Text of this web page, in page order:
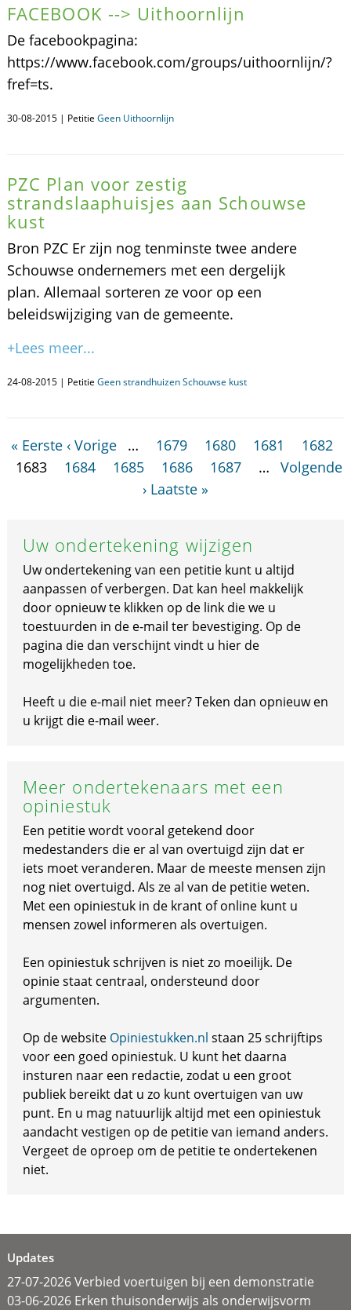
FACEBOOK --> Uithoornlijn
De facebookpagina:
https://www.facebook.com/groups/uithoornlijn/?
fref=ts.
30-08-2015 | Petitie Geen Uithoornlijn
PZC Plan voor zestig
strandslaaphuisjes aan Schouwse
kust
Bron PZC Er zijn nog tenminste twee andere
Schouwse ondernemers met een dergelijk
plan. Allemaal sorteren ze voor op een
beleidswijziging van de gemeente.
+Lees meer...
24-08-2015 | Petitie Geen strandhuizen Schouwse kust
« Eerste ‹ Vorige … 1679 1680 1681
1682
1683
1684 1685 1686 1687 …
Volgende
› Laatste »
Uw ondertekening wijzigen
Uw ondertekening van een petitie kunt u altijd
aanpassen of verbergen. Dat kan heel makkelijk
door opnieuw te klikken op de link die we u
toestuurden in de e-mail ter bevestiging. Op de
pagina die dan verschijnt vindt u hier de
mogelijkheden toe.
Heeft u die e-mail niet meer? Teken dan opnieuw en
u krijgt die e-mail weer.
Meer ondertekenaars met een
opiniestuk
Een petitie wordt vooral getekend door
medestanders die er al van overtuigd zijn dat er
iets moet veranderen. Maar de meeste mensen zijn
nog niet overtuigd. Als ze al van de petitie weten.
Met een opiniestuk in de krant of online kunt u
mensen zowel informeren als overtuigen.
Een opiniestuk schrijven is niet zo moeilijk. De
opinie staat centraal, ondersteund door
argumenten.
Op de website Opiniestukken.nl staan 25 schrijftips
voor een goed opiniestuk. U kunt het daarna
insturen naar een redactie, zodat u een groot
publiek bereikt dat u zo kunt overtuigen van uw
punt. En u mag natuurlijk altijd met een opiniestuk
aandacht vestigen op de petitie van iemand anders.
Vergeet de oproep om de petitie te ondertekenen
niet.
Updates
27-07-2026 Verbied voertuigen bij een demonstratie
03-06-2026 Erken thuisonderwijs als onderwijsvorm